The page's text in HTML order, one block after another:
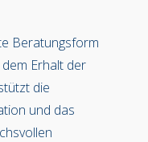
Beratungsform
Erhalt der
die
und das